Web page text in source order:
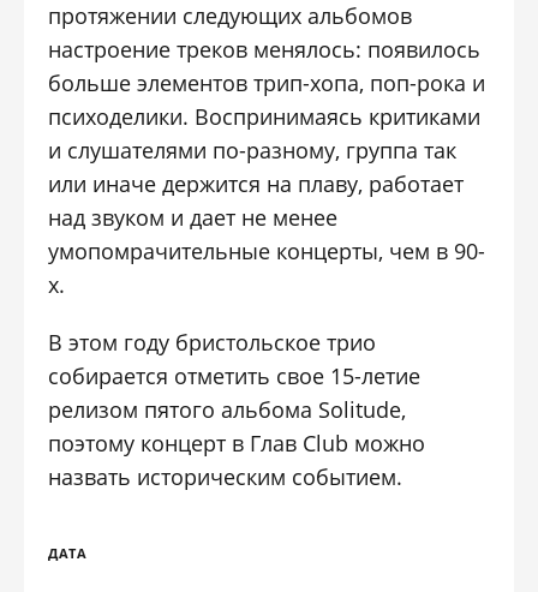
протяжении следующих альбомов
настроение треков менялось: появилось
больше элементов трип-хопа, поп-рока и
психоделики. Воспринимаясь критиками
и слушателями по-разному, группа так
или иначе держится на плаву, работает
над звуком и дает не менее
умопомрачительные концерты, чем в 90-
х.
В этом году бристольское трио
собирается отметить свое 15-летие
релизом пятого альбома Solitude,
поэтому концерт в Глав Club можно
назвать историческим событием.
ДАТА